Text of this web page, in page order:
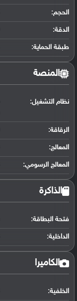
الحجم:
الدقة:
طبقة الحماية:
المنصة
نظام التشغيل:
الرقاقة:
المعالج:
المعالج الرسومي:
الذاكرة
فتحة البطاقة:
الداخلية:
الكاميرا
الخلفية: